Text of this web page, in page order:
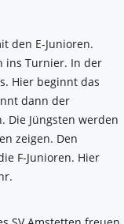
den E-Junioren.
ins Turnier. In der
Hier beginnt das
dann der
Die Jüngsten werden
zeigen. Den
F-Junioren. Hier